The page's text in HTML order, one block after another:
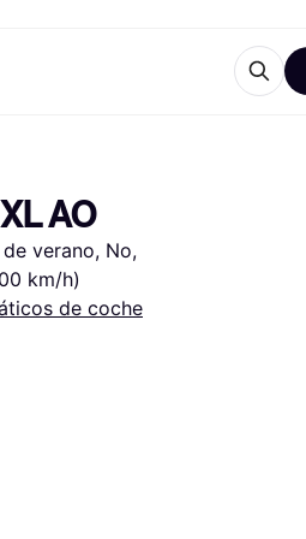
AO
verano, No,
km/h)
de coche